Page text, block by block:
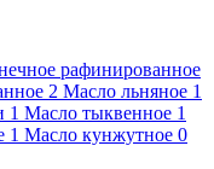
рафинированное
2 Масло льняное 1
1 Масло тыквенное 1
1 Масло кунжутное 0